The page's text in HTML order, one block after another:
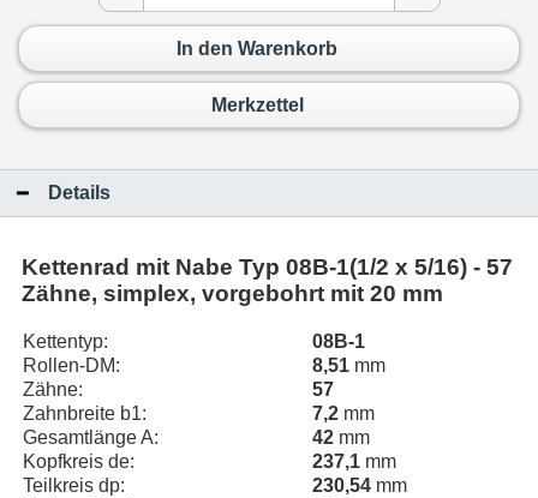
In den Warenkorb
Merkzettel
Details
Kettenrad mit Nabe Typ 08B-1(1/2 x 5/16) - 57
Zähne, simplex, vorgebohrt mit 20 mm
Kettentyp:
08B-1
Rollen-DM:
8,51 mm
Zähne:
57
Zahnbreite b1:
7,2 mm
Gesamtlänge A:
42 mm
Kopfkreis de:
237,1 mm
Teilkreis dp:
230,54 mm